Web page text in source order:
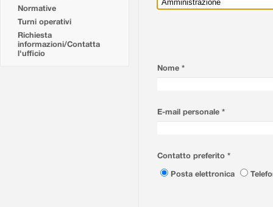
Normative
Turni operativi
Richiesta
informazioni/Contatta
l'ufficio
Nome *
E-mail personale *
Contatto preferito *
Posta elettronica